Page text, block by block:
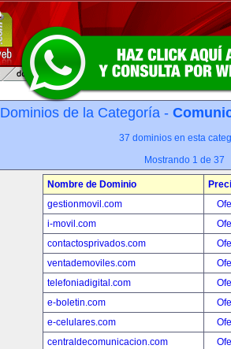
Dominios de la Categoría -
37 dominios en esta
Mostrando 1 de 37
Nombre de Dominio
gestionmovil.com
i-movil.com
contactosprivados.com
ventademoviles.com
telefoniadigital.com
e-boletin.com
e-celulares.com
centraldecomunicacion.com